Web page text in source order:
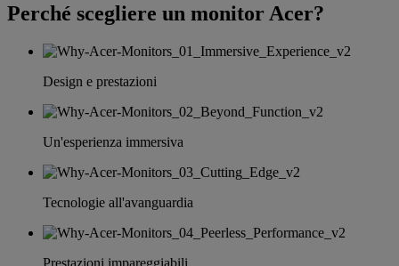
PURE
BRILLIANCE
Perché scegliere un monitor Acer?
Design e prestazioni
Un'esperienza immersiva
Tecnologie all'avanguardia
Prestazioni impareggiabili